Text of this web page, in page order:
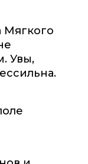
Мягкого
Увы,